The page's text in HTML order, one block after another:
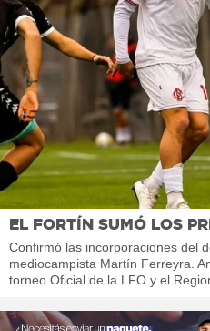
EL FORTÍN SUMÓ LOS
Confirmó las incorporaciones del
mediocampista Martín Ferreyra.
torneo Oficial de la LFO y el